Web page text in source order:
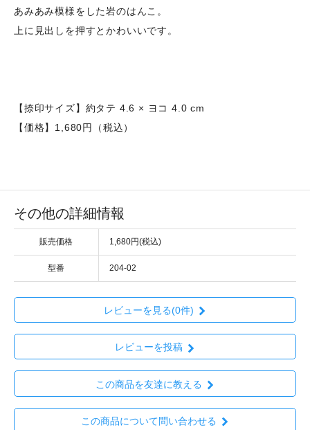
あみあみ模様をした岩のはんこ。
上に見出しを押すとかわいいです。
【捺印サイズ】約タテ 4.6 × ヨコ 4.0 cm
【価格】1,680円（税込）
その他の詳細情報
販売価格 1,680円(税込)
型番 204-02
レビューを見る(0件)
レビューを投稿
この商品を友達に教える
この商品について問い合わせる